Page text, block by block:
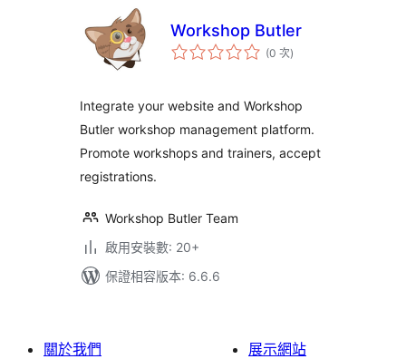
Workshop Butler
(0 次評
分)
Integrate your website and Workshop
Butler workshop management platform.
Promote workshops and trainers, accept
registrations.
Workshop Butler Team
啟用安裝數: 20+
保證相容版本: 6.6.6
關於我們
展示網站